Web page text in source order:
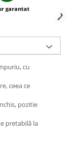
garantat
cu
ceea ce
pozitie
pretabilă la